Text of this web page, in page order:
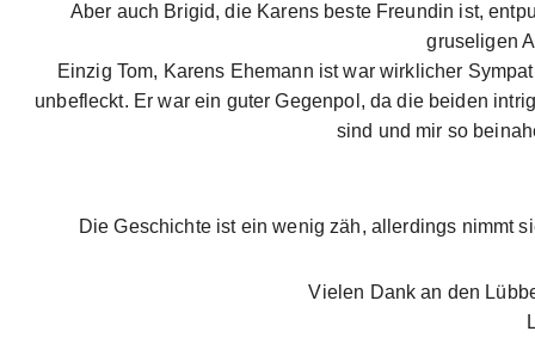
Aber auch Brigid, die Karens beste Freundin ist,
gruseligen
Einzig Tom, Karens Ehemann ist war wirklicher
unbefleckt. Er war ein guter Gegenpol, da die beiden
sind und mir so
Die Geschichte ist ein wenig zäh, allerdings nimmt
Vielen Dank an den